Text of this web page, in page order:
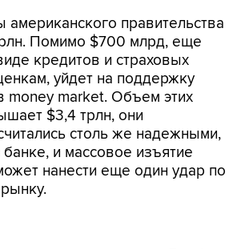
американского правительства
Помимо $700 млрд, еще
кредитов и страховых
уйдет на поддержку
money market. Объем этих
$3,4 трлн, они
столь же надежными,
и массовое изъятие
нанести еще один удар по